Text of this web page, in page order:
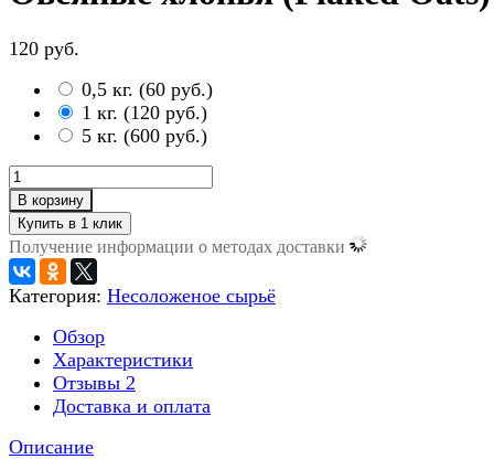
120 руб.
0,5 кг. (60 руб.)
1 кг. (120 руб.)
5 кг. (600 руб.)
В корзину
Получение информации о методах доставки
Категория: Несоложеное сырьё
Обзор
Характеристики
Отзывы 2
Доставка и оплата
Описание